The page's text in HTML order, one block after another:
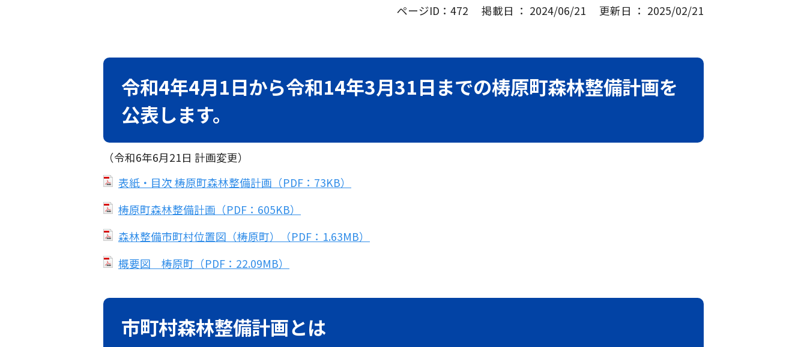
ページID：472 掲載日 ： 2024/06/21 更新日 ： 2025/02/21
令和4年4月1日から令和14年3月31日までの梼原町森林整備計画を
公表します。
（令和6年6月21日 計画変更）
表紙・目次 梼原町森林整備計画（PDF：73KB）
梼原町森林整備計画（PDF：605KB）
森林整備市町村位置図（梼原町）（PDF：1.63MB）
概要図 梼原町（PDF：22.09MB）
市町村森林整備計画とは